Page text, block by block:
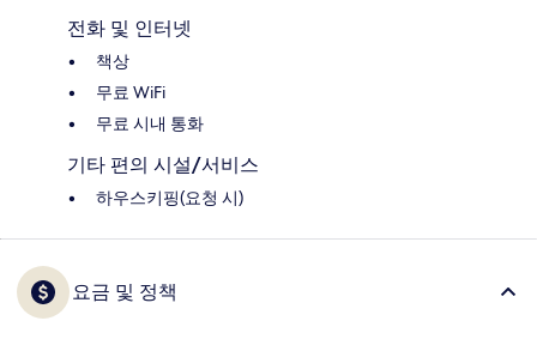
전화 및 인터넷
책상
무료 WiFi
무료 시내 통화
기타 편의 시설/서비스
하우스키핑(요청 시)
요금 및 정책